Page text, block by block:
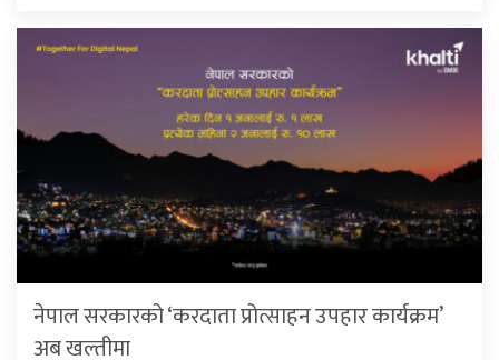
नेपाल सरकारको ‘करदाता प्रोत्साहन उपहार कार्यक्रम’
अब खल्तीमा